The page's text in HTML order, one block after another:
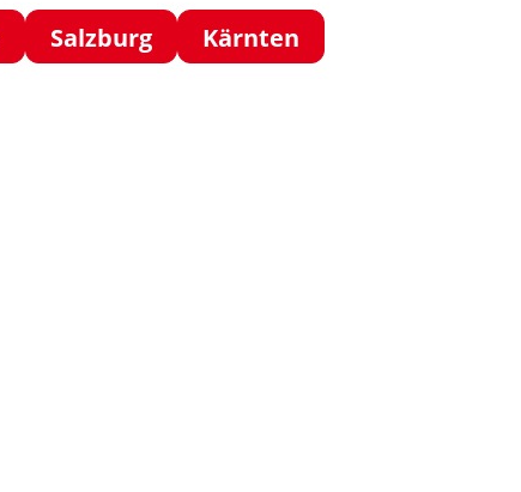
Salzburg
Kärnten